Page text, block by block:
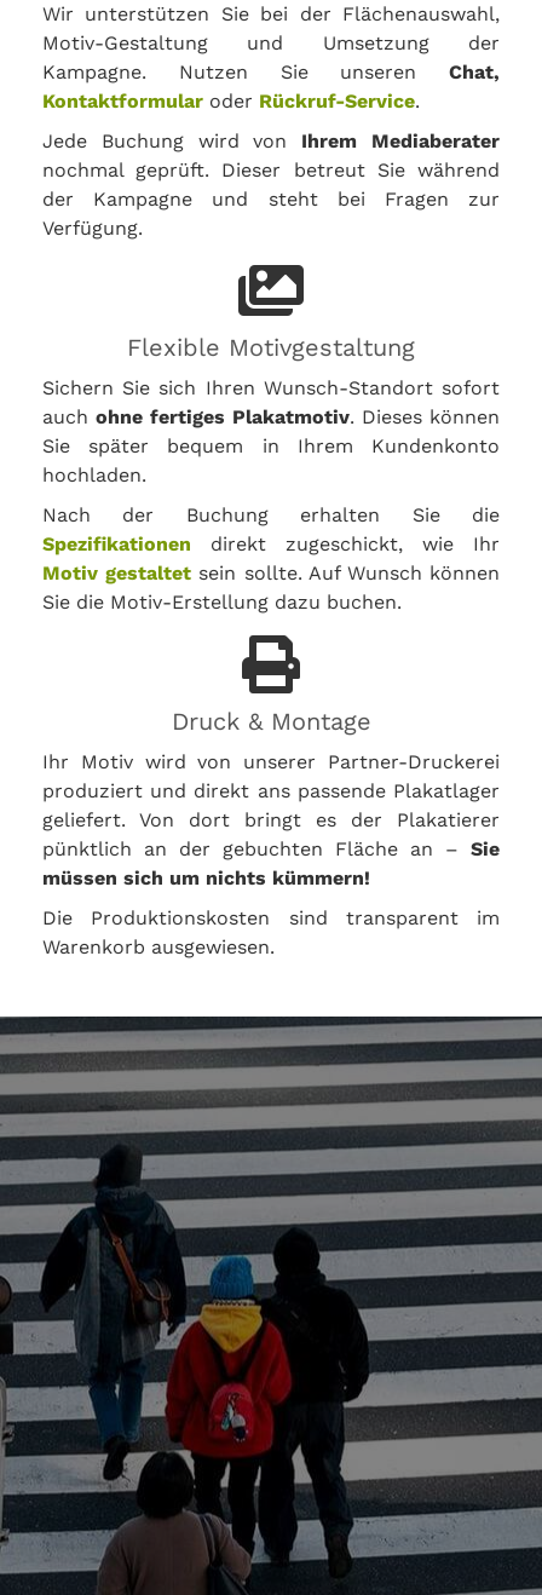
Wir unterstützen Sie bei der Flächenauswahl,
Motiv-Gestaltung und Umsetzung der
Kampagne. Nutzen Sie unseren Chat,
Kontaktformular oder Rückruf-Service.
Jede Buchung wird von Ihrem Mediaberater
nochmal geprüft. Dieser betreut Sie während
der Kampagne und steht bei Fragen zur
Verfügung.
Flexible Motivgestaltung
Sichern Sie sich Ihren Wunsch-Standort sofort
auch ohne fertiges Plakatmotiv. Dieses können
Sie später bequem in Ihrem Kundenkonto
hochladen.
Nach der Buchung erhalten Sie die
Spezifikationen direkt zugeschickt, wie Ihr
Motiv gestaltet sein sollte. Auf Wunsch können
Sie die Motiv-Erstellung dazu buchen.
Druck & Montage
Ihr Motiv wird von unserer Partner-Druckerei
produziert und direkt ans passende Plakatlager
geliefert. Von dort bringt es der Plakatierer
pünktlich an der gebuchten Fläche an – Sie
müssen sich um nichts kümmern!
Die Produktionskosten sind transparent im
Warenkorb ausgewiesen.